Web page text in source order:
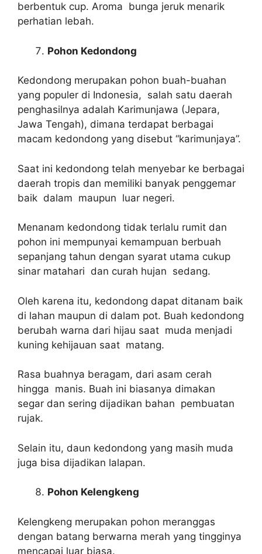
berbentuk cup. Aroma bunga jeruk menarik
perhatian lebah.
Pohon Kedondong
Kedondong merupakan pohon buah-buahan
yang populer di Indonesia, salah satu daerah
penghasilnya adalah Karimunjawa (Jepara,
Jawa Tengah), dimana terdapat berbagai
macam kedondong yang disebut “karimunjaya”.
Saat ini kedondong telah menyebar ke berbagai
daerah tropis dan memiliki banyak penggemar
baik dalam maupun luar negeri.
Menanam kedondong tidak terlalu rumit dan
pohon ini mempunyai kemampuan berbuah
sepanjang tahun dengan syarat utama cukup
sinar matahari dan curah hujan sedang.
Oleh karena itu, kedondong dapat ditanam baik
di lahan maupun di dalam pot. Buah kedondong
berubah warna dari hijau saat muda menjadi
kuning kehijauan saat matang.
Rasa buahnya beragam, dari asam cerah
hingga manis. Buah ini biasanya dimakan
segar dan sering dijadikan bahan pembuatan
rujak.
Selain itu, daun kedondong yang masih muda
juga bisa dijadikan lalapan.
Pohon Kelengkeng
Kelengkeng merupakan pohon meranggas
dengan batang berwarna merah yang tingginya
mencapai luar biasa.